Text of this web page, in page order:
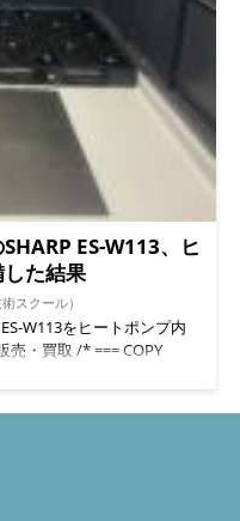
ES-W113、ヒ
た結果
スクール）
W113をヒートポンプ内
売・買取 /* === COPY
6px 14px; border-
0; } body { font-
ProN', sans-serif;